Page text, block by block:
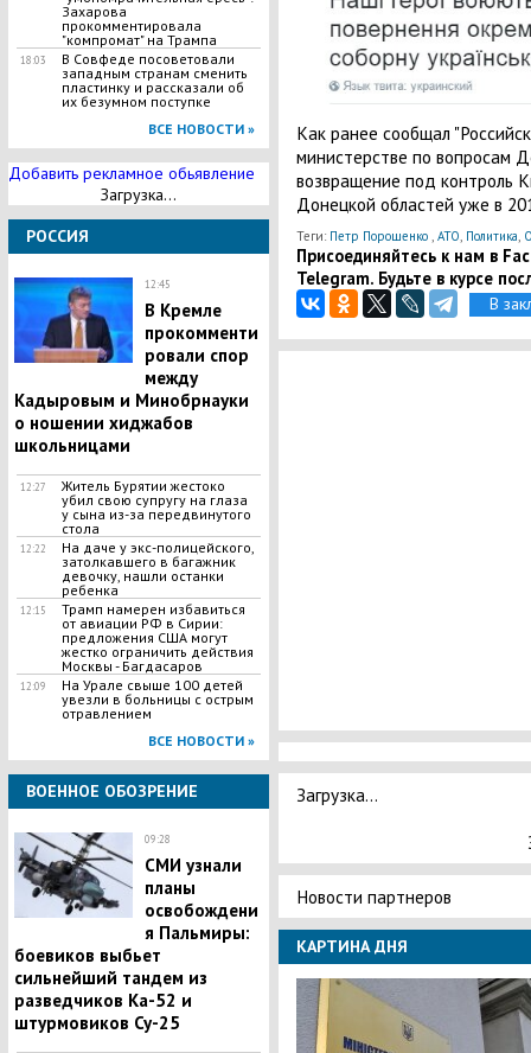
Захарова
прокомментировала
"компромат" на Трампа
18:03
В Совфеде посоветовали
западным странам сменить
пластинку и рассказали об
их безумном поступке
ВСЕ НОВОСТИ »
Добавить рекламное обьявление
Загрузка...
РОССИЯ
12:45
В Кремле
прокомменти
ровали спор
между
Кадыровым и Минобрнауки
о ношении хиджабов
школьницами
12:27
Житель Бурятии жестоко
убил свою супругу на глаза
у сына из-за передвинутого
стола
12:22
На даче у экс-полицейского,
затолкавшего в багажник
девочку, нашли останки
ребенка
12:15
Трамп намерен избавиться
от авиации РФ в Сирии:
предложения США могут
жестко ограничить действия
Москвы - Багдасаров
12:09
На Урале свыше 100 детей
увезли в больницы с острым
отравлением
ВСЕ НОВОСТИ »
ВОЕННОЕ ОБОЗРЕНИЕ
09:28
СМИ узнали
планы
освобождени
я Пальмиры:
боевиков выбьет
сильнейший тандем из
разведчиков Ка-52 и
штурмовиков Су-25
Как ранее сообщал
министерстве по вопросам
возвращение под контроль
Донецкой областей уже в
Теги: Петр Порошенко, АТО, Политика,
Присоединяйтесь к нам в
Telegram. Будьте в курсе
В
Загрузка...
Новости партнеров
КАРТИНА ДНЯ